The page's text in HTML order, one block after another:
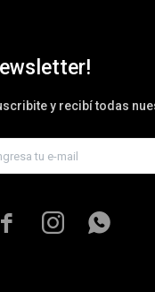
y recibí todas
  